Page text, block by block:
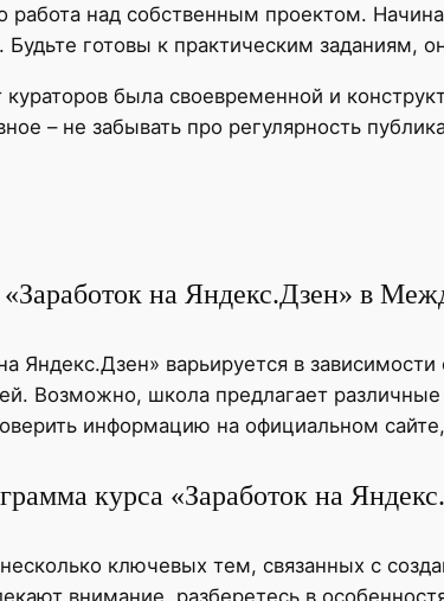
работа над собственным проектом.
Будьте готовы к практическим заданиям,
была своевременной и
– не забывать про регулярность
«Заработок на Яндекс.Дзен» в
Яндекс.Дзен» варьируется в
Возможно, школа предлагает
информацию на официальном
курса «Заработок на
ключевых тем, связанных с
внимание, разберетесь в